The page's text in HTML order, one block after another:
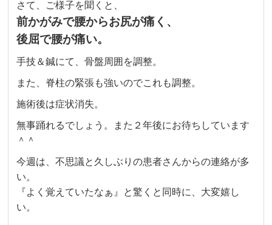
さて、ご様子を聞くと、
前かがみで腰からお尻が痛く、
後屈で腰が痛い。
手技＆鍼にて、骨盤周囲を調整。
また、脊柱の緊張も強いのでこれも調整。
施術後は症状消失。
無事踊れるでしょう。また２年後にお待ちしています
＾＾
今週は、不思議と久しぶりの患者さんからの連絡が多
い。
『よく覚えていたなぁ』と驚くと同時に、大変嬉し
い。